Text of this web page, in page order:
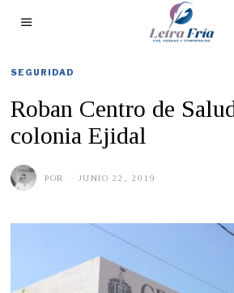
SEGURIDAD
Roban Centro de
colonia Ejidal
POR JUNIO 22, 2019
O
0